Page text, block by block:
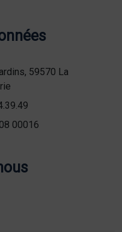
59570 La
00016